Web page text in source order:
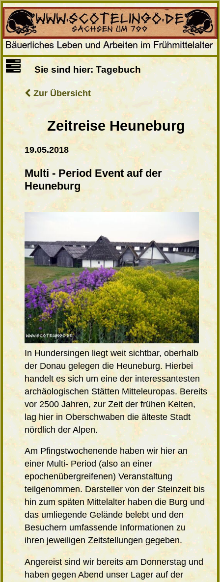
Sie sind hier:Tagebuch
Zur Übersicht
Zeitreise Heuneburg
19.05.2018
Multi - Period Event auf der
Heuneburg
In Hundersingen liegt weit sichtbar, oberhalb
der Donau gelegen die Heuneburg. Hierbei
handelt es sich um eine der interessantesten
archäologischen Stätten Mitteleuropas. Bereits
vor 2500 Jahren, zur Zeit der frühen Kelten,
lag hier in Oberschwaben die älteste Stadt
nördlich der Alpen.
Am Pfingstwochenende haben wir hier an
einer Multi- Period (also an einer
epochenübergreifenen) Veranstaltung
teilgenommen. Darsteller von der Steinzeit bis
hin zum späten Mittelalter haben die Burg und
das umliegende Gelände belebt und den
Besuchern umfassende Informationen zu
ihren jeweiligen Zeitstellungen gegeben.
Angereist sind wir bereits am Donnerstag und
haben gegen Abend unser Lager auf der